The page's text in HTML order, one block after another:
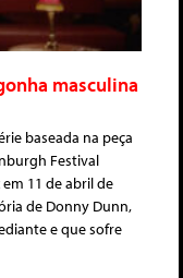
masculina
baseada na peça
Festival
11 de abril de
de Donny Dunn,
e que sofre